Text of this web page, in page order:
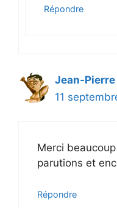
Répondre
Jean-Pierre
11
Merci
parutions et
Répondre